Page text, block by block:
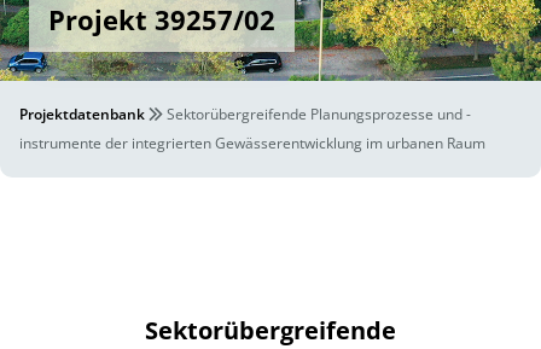
Projekt 39257/02
Projektdatenbank
Sektorübergreifende Planungsprozesse und -
instrumente der integrierten Gewässerentwicklung im urbanen Raum
Sektorübergreifende